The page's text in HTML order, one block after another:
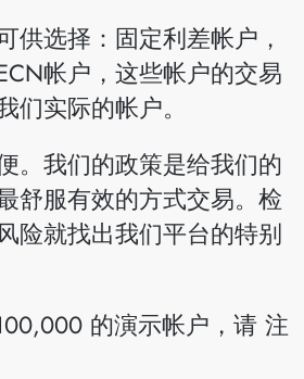
供选择：固定利差帐户，
帐户，这些帐户的交易
们实际的帐户。
。我们的政策是给我们的
舒服有效的方式交易。检
险就找出我们平台的特别
的演示帐户，请 注